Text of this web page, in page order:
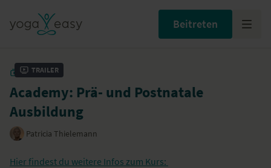
Beitreten
Trailer
SAMMLUNG
Academy: Prä- und Postnatale
Ausbildung
Patricia Thielemann
Hier findest du weitere Infos zum Kurs: